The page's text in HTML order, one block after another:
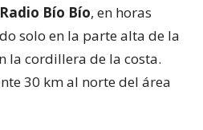
Radio Bío Bío, en horas
solo en la parte alta de la
la cordillera de la costa.
30 km al norte del área